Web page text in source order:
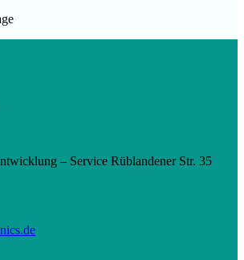
– Service Rüblandener Str. 35